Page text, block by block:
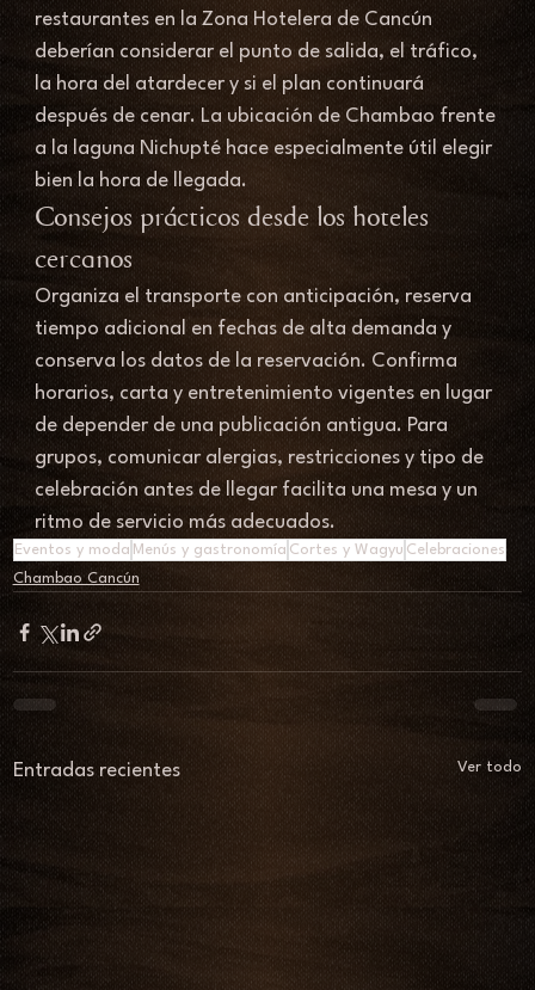
restaurantes en la Zona Hotelera de Cancún
deberían considerar el punto de salida, el tráfico,
la hora del atardecer y si el plan continuará
después de cenar. La ubicación de Chambao frente
a la laguna Nichupté hace especialmente útil elegir
bien la hora de llegada.
Consejos prácticos desde los hoteles
cercanos
Organiza el transporte con anticipación, reserva
tiempo adicional en fechas de alta demanda y
conserva los datos de la reservación. Confirma
horarios, carta y entretenimiento vigentes en lugar
de depender de una publicación antigua. Para
grupos, comunicar alergias, restricciones y tipo de
celebración antes de llegar facilita una mesa y un
ritmo de servicio más adecuados.
Eventos y moda Menús y gastronomía Cortes y Wagyu Celebraciones
Chambao Cancún
Entradas recientes Ver todo